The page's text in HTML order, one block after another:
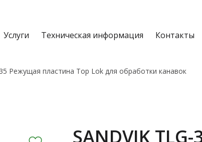
Услуги Техническая информация Контакты
Режущая пластина Top Lok для обработки канавок
SANDVIK